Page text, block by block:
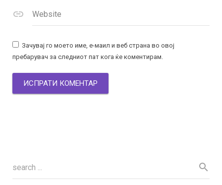
Website
Зачувај го моето име, е-маил и веб страна во овој
пребарувач за следниот пат кога ќе коментирам.